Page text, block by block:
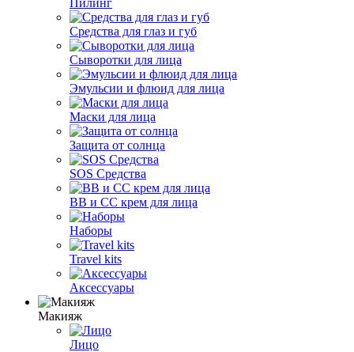
Средства для глаз и губ
Сыворотки для лица
Эмульсии и флюид для лица
Маски для лица
Защита от солнца
SOS Средства
ВВ и СС крем для лица
Наборы
Travel kits
Аксессуары
Макияж
Лицо